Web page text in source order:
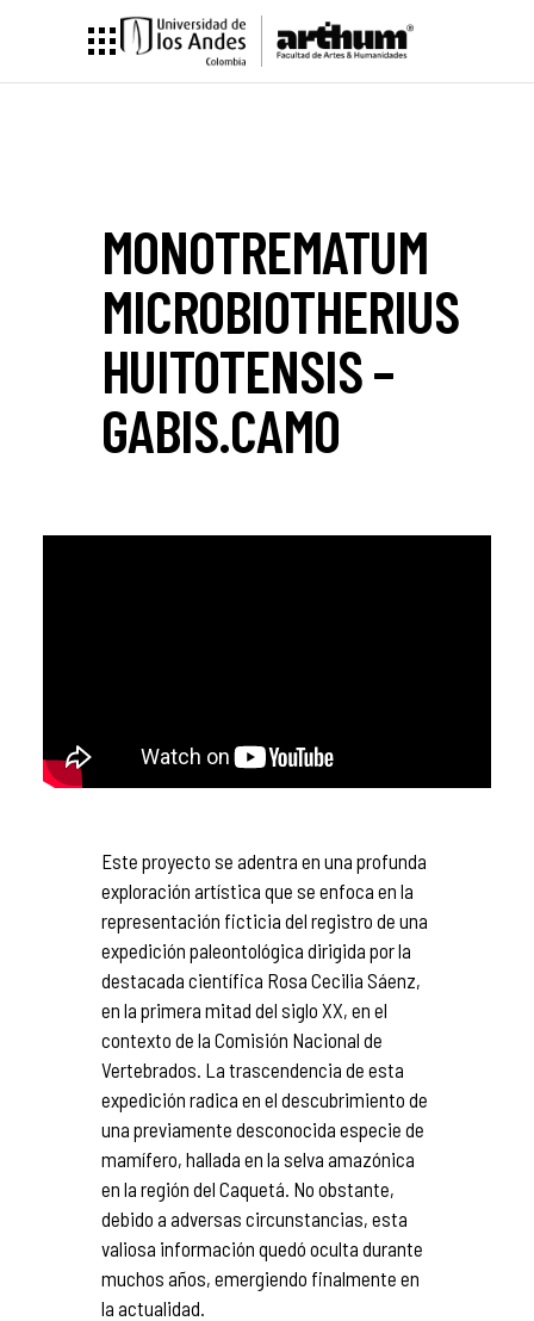
MONOTREMATUM
MICROBIOTHERIUS
HUITOTENSIS –
GABIS.CAMO
Este proyecto se adentra en una profunda
exploración artística que se enfoca en la
representación ficticia del registro de una
expedición paleontológica dirigida por la
destacada científica Rosa Cecilia Sáenz,
en la primera mitad del siglo XX, en el
contexto de la Comisión Nacional de
Vertebrados. La trascendencia de esta
expedición radica en el descubrimiento de
una previamente desconocida especie de
mamífero, hallada en la selva amazónica
en la región del Caquetá. No obstante,
debido a adversas circunstancias, esta
valiosa información quedó oculta durante
muchos años, emergiendo finalmente en
la actualidad.